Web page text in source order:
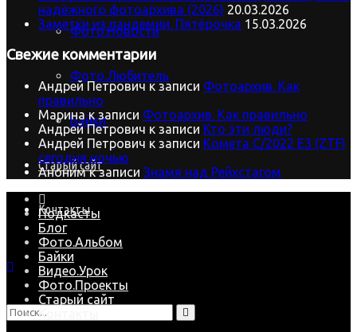
Фото.Новости
Фото.Любитель
Байки
Старый сайт
Контакты
надёжного фотоархива (2026) 20.03.2026
Заметки из пандемии. Пятёрочка 15.03.2026
Свежие комментарии
Андрей Петровичк записи Фотоархив. Как
правильно
Маринак записи Фотоархив. Как правильно
Андрей Петрович к записи Кто эти люди?
Андрей Петрович к записи Комета C/2022 E3 (ZTF)
сегодня ночью
Анонимк записи Знамя над Рейхстагом
Подкасты
Блог
Фото.Альбом
Байки
Видео.Урок
Фото.Проекты
Старый сайт
Контакты